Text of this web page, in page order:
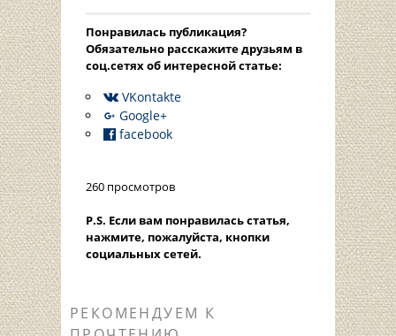
Понравилась публикация?
Oбязательно расскажите друзьям в
соц.сетях об интересной статье:
VKontakte
Google+
facebook
260 просмотров
P.S. Если вам понравилась статья,
нажмите, пожалуйста, кнопки
социальных сетей.
РЕКОМЕНДУЕМ К